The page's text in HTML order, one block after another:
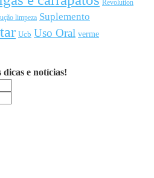
Revolution
limpeza Suplemento
Ucb Uso Oral verme
dicas e notícias!